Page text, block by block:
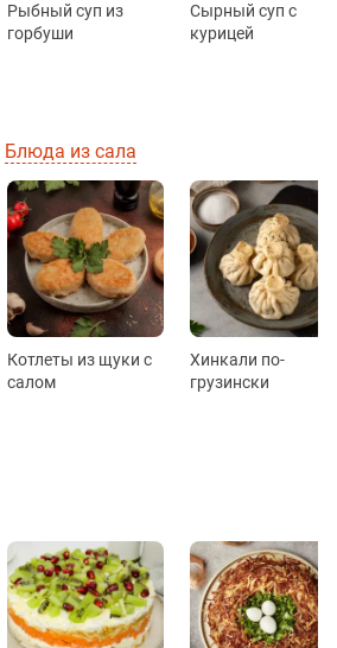
Рыбный суп из
горбуши
Сырный суп с
курицей
Блюда из сала
Котлеты из щуки с
салом
Хинкали по-
грузински